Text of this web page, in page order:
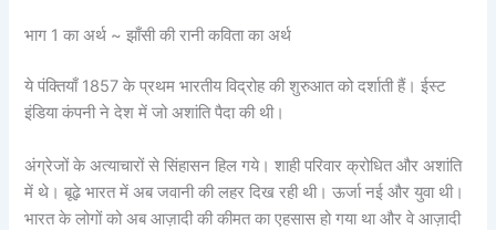
भाग 1 का अर्थ ~ झाँसी की रानी कविता का अर्थ
ये पंक्तियाँ 1857 के प्रथम भारतीय विद्रोह की शुरुआत को दर्शाती हैं। ईस्ट
इंडिया कंपनी ने देश में जो अशांति पैदा की थी।
अंग्रेजों के अत्याचारों से सिंहासन हिल गये। शाही परिवार क्रोधित और अशांति
में थे। बूढ़े भारत में अब जवानी की लहर दिख रही थी। ऊर्जा नई और युवा थी।
भारत के लोगों को अब आज़ादी की कीमत का एहसास हो गया था और वे आज़ादी